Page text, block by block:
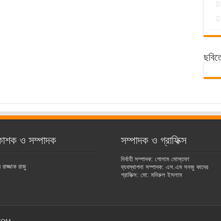
ও সম্পাদক
রাজু
সম্পাদক ও গ্রাফিক্স
নির্বাহী সম্পাদক: গোলাম মোস্তফা
ব্যবস্থাপনা সম্পাদক: এস.এম সনজু কাদের
গ্রাফিক্স: মো: মনিরুল ইসলাম